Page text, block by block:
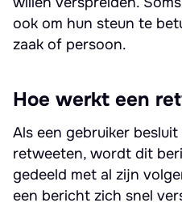
ook om hun steun te
zaak of persoon.
Hoe werkt een
Als een gebruiker
retweeten, wordt dit
gedeeld met al zijn
een bericht zich snel